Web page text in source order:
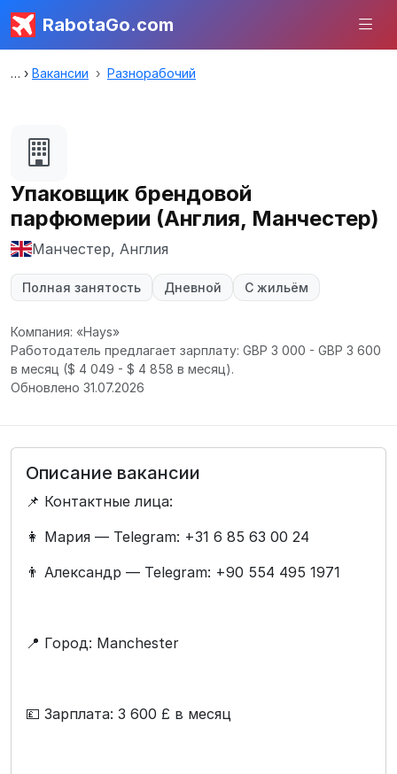
RabotaGo.com
Вакансии Разнорабочий
Упаковщик брендовой
парфюмерии (Англия, Манчестер)
Манчестер, Англия
Полная занятость Дневной С жильём
Компания: «Hays»
Работодатель предлагает зарплату: GBP 3 000 - GBP 3 600
в месяц ($ 4 049 - $ 4 858 в месяц).
Обновлено 31.07.2026
Описание вакансии
📌 Контактные лица:
👩 Мария — Telegram: +31 6 85 63 00 24
👨 Александр — Telegram: +90 554 495 1971
📍 Город: Manchester
💷 Зарплата: 3 600 £ в месяц